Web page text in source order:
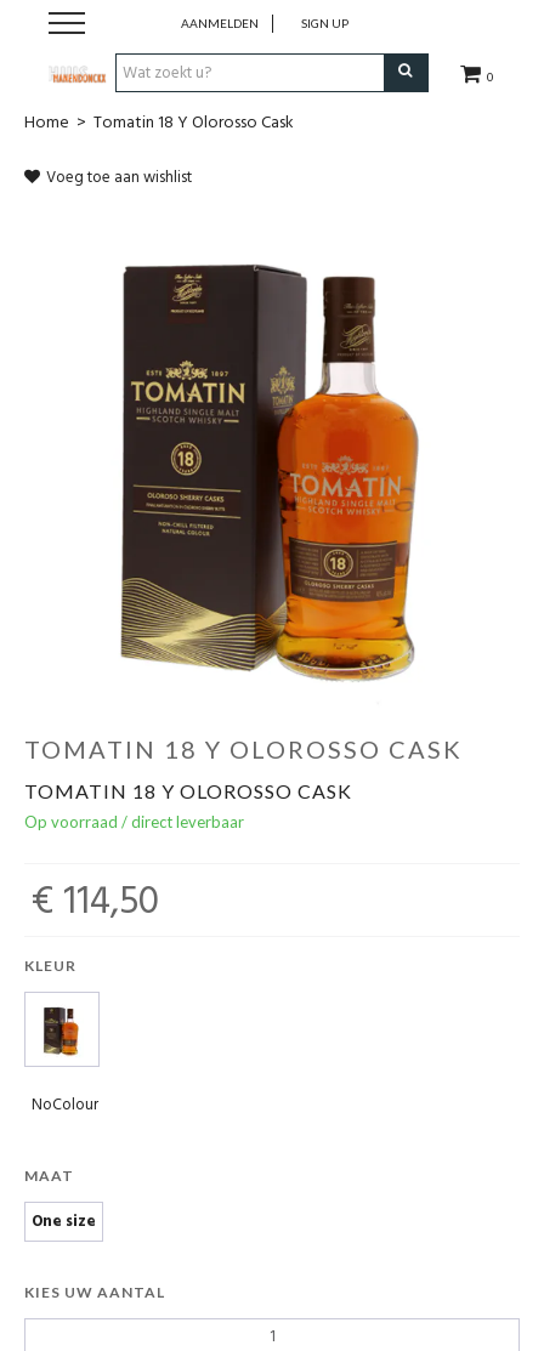
0
AANMELDEN SIGN UP
Wijnen
Alcoholvrije dranken
Koffie 'De Maan'
Over ons
Cadeaubon
Geels Witteke De Maan's Jenever
Home > Tomatin 18 Y Olorosso Cask
Voeg toe aan wishlist
TOMATIN 18 Y OLOROSSO CASK
TOMATIN 18 Y OLOROSSO CASK
Op voorraad / direct leverbaar
€ 114,50
KLEUR
NoColour
MAAT
One size
KIES UW AANTAL